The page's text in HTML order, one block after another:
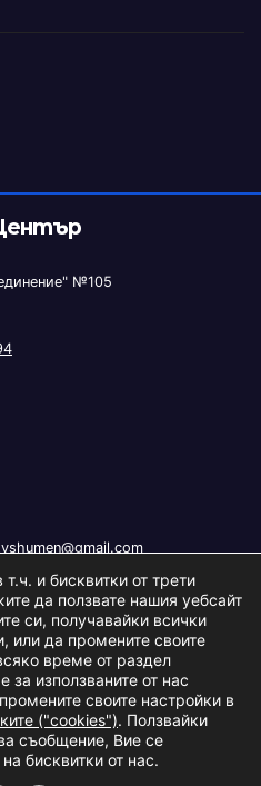
№105
.|Изработка: S.I.T Solutions
Ltd.
и бисквитки от трети
да ползвате нашия уебсайт
си, получавайки всички
или да промените своите
време от раздел
за използваните от нас
своите настройки в
("cookies"). Ползвайки
съобщение, Вие се
бисквитки от нас.